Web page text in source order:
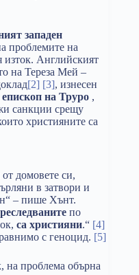
западен
проблемите на
изток. Английският
на Тереза Мей –
[2] [3], изнесен
епископ на Труро ,
санкции срещу
християните са
домовете си,
в затвори и
– пише Хънт.
по
са християни.“ [4]
с геноцид. [5]
на проблема обърна